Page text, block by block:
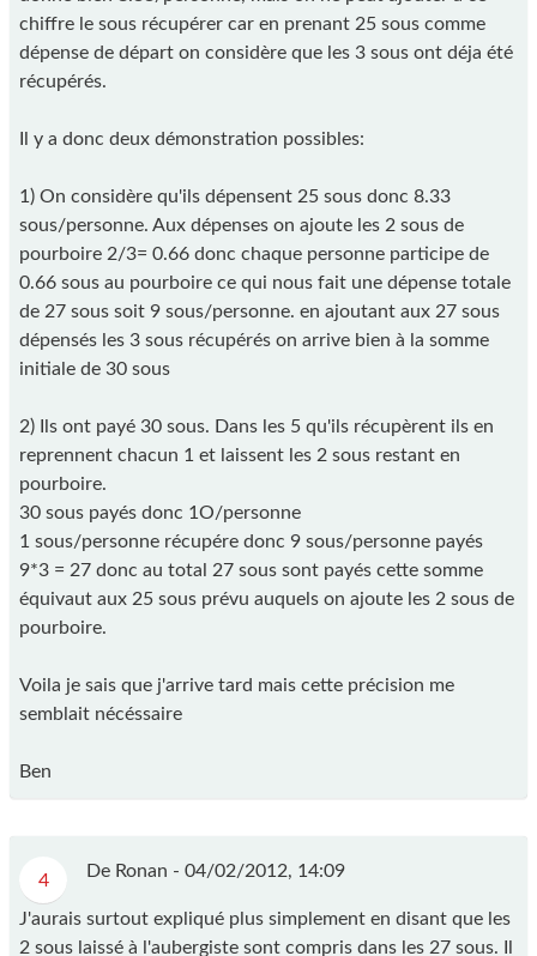
chiffre le sous récupérer car en prenant 25 sous comme
dépense de départ on considère que les 3 sous ont déja été
récupérés.
Il y a donc deux démonstration possibles:
1) On considère qu'ils dépensent 25 sous donc 8.33
sous/personne. Aux dépenses on ajoute les 2 sous de
pourboire 2/3= 0.66 donc chaque personne participe de
0.66 sous au pourboire ce qui nous fait une dépense totale
de 27 sous soit 9 sous/personne. en ajoutant aux 27 sous
dépensés les 3 sous récupérés on arrive bien à la somme
initiale de 30 sous
2) Ils ont payé 30 sous. Dans les 5 qu'ils récupèrent ils en
reprennent chacun 1 et laissent les 2 sous restant en
pourboire.
30 sous payés donc 1O/personne
1 sous/personne récupére donc 9 sous/personne payés
9*3 = 27 donc au total 27 sous sont payés cette somme
équivaut aux 25 sous prévu auquels on ajoute les 2 sous de
pourboire.
Voila je sais que j'arrive tard mais cette précision me
semblait nécéssaire
Ben
4 De Ronan - 04/02/2012, 14:09
J'aurais surtout expliqué plus simplement en disant que les
2 sous laissé à l'aubergiste sont compris dans les 27 sous. Il